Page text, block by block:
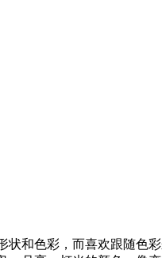
和色彩，而喜欢跟随色